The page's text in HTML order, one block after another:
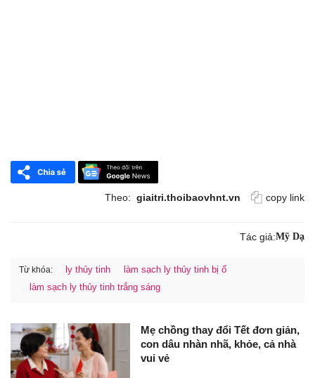
Theo: giaitri.thoibaovhnt.vn copy link
Tác giả:Mỹ Dạ
Từ khóa: ly thủy tinh
làm sạch ly thủy tinh bị ố
làm sạch ly thủy tinh trắng sáng
Mẹ chồng thay đổi Tết đơn giản,
con dâu nhàn nhã, khỏe, cả nhà
vui vẻ